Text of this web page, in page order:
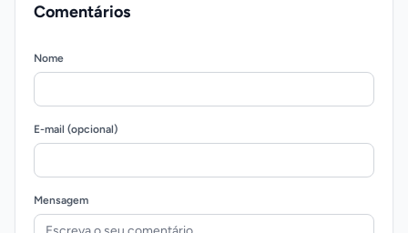
Comentários
Nome
E-mail (opcional)
Mensagem